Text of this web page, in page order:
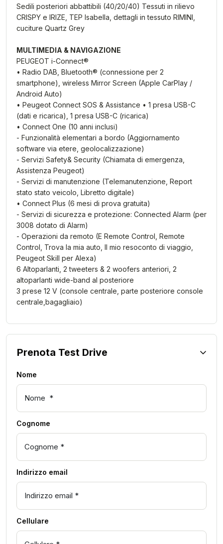
Sedili posteriori abbattibili (40/20/40) Tessuti in rilievo
CRISPY e IRIZE, TEP Isabella, dettagli in tessuto RIMINI,
cuciture Quartz Grey
MULTIMEDIA & NAVIGAZIONE
PEUGEOT i-Connect®
• Radio DAB, Bluetooth® (connessione per 2
smartphone), wireless Mirror Screen (Apple CarPlay /
Android Auto)
• Peugeot Connect SOS & Assistance • 1 presa USB-C
(dati e ricarica), 1 presa USB-C (ricarica)
• Connect One (10 anni inclusi)
- Funzionalità elementari a bordo (Aggiornamento
software via etere, geolocalizzazione)
- Servizi Safety& Security (Chiamata di emergenza,
Assistenza Peugeot)
- Servizi di manutenzione (Telemanutenzione, Report
stato stato veicolo, Libretto digitale)
• Connect Plus (6 mesi di prova gratuita)
- Servizi di sicurezza e protezione: Connected Alarm (per
3008 dotato di Alarm)
- Operazioni da remoto (E Remote Control, Remote
Control, Trova la mia auto, Il mio resoconto di viaggio,
Peugeot Skill per Alexa)
6 Altoparlanti, 2 tweeters & 2 woofers anteriori, 2
altoparlanti wide-band al posteriore
3 prese 12 V (console centrale, parte posteriore console
centrale,bagagliaio)
Prenota Test Drive
Nome
Cognome
Indirizzo email
Cellulare